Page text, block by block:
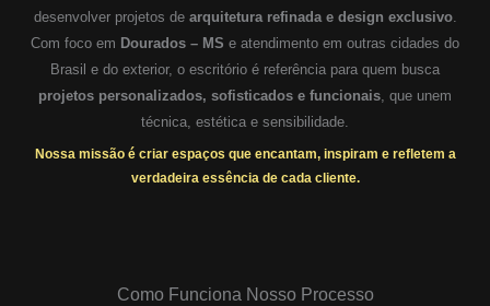
desenvolver projetos de arquitetura refinada e design exclusivo.
Com foco em Dourados – MS e atendimento em outras cidades do
Brasil e do exterior, o escritório é referência para quem busca
projetos personalizados, sofisticados e funcionais , que unem
técnica, estética e sensibilidade.
Nossa missão é criar espaços que encantam, inspiram e refletem a
verdadeira essência de cada cliente.
Como Funciona Nosso Processo